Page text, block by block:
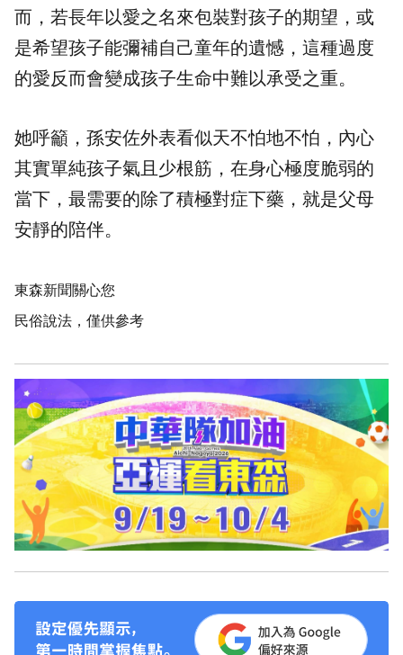
而，若長年以愛之名來包裝對孩子的期望，或
是希望孩子能彌補自己童年的遺憾，這種過度
的愛反而會變成孩子生命中難以承受之重。
她呼籲，孫安佐外表看似天不怕地不怕，內心
其實單純孩子氣且少根筋，在身心極度脆弱的
當下，最需要的除了積極對症下藥，就是父母
安靜的陪伴。
東森新聞關心您
民俗說法，僅供參考